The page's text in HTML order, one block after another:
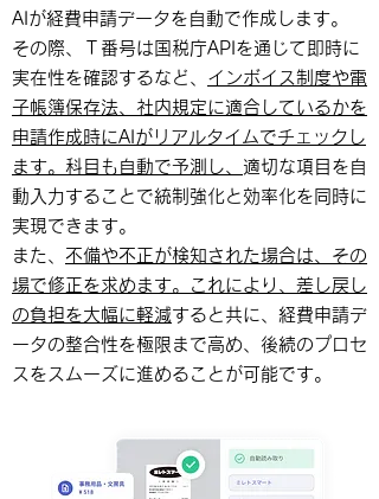
AIが経費申請データを自動で作成します。
その際、Ｔ番号は国税庁APIを通じて即時に
実在性を確認するなど、 インボイス制度や電
子帳簿保存法、社内規定に適合しているかを
申請作成時にAIがリアルタイムでチェックし
ます。科目も自動で予測し、 適切な項目を自
動入力することで統制強化と効率化を同時に
実現できます。
また、 不備や不正が検知された場合は、その
場で修正を求めます。これにより、差し戻し
の負担を大幅に軽減すると共に、経費申請デ
ータの整合性を極限まで高め、後続のプロセ
スをスムーズに進めることが可能です。